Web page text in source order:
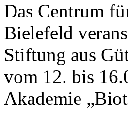
Das Centrum
Bielefeld
Stiftung aus
vom 12. bis
Akademie